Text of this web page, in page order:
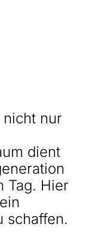
nicht nur
dient
Tag. Hier
schaffen.